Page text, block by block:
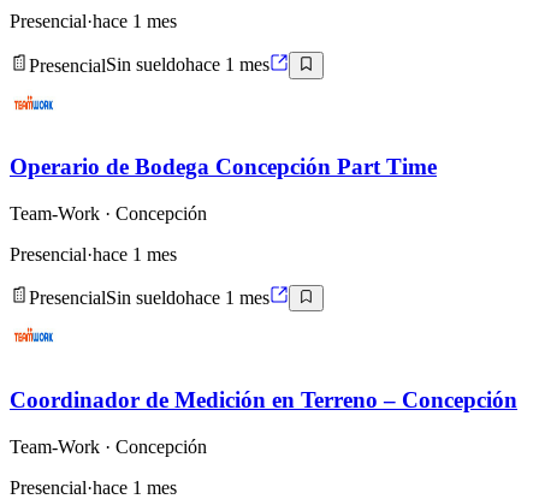
Presencial·hace 1 mes
PresencialSin sueldohace 1 mes
Operario de Bodega Concepción Part Time
Team-Work · Concepción
Presencial·hace 1 mes
PresencialSin sueldohace 1 mes
Coordinador de Medición en Terreno – Concepción
Team-Work · Concepción
Presencial·hace 1 mes